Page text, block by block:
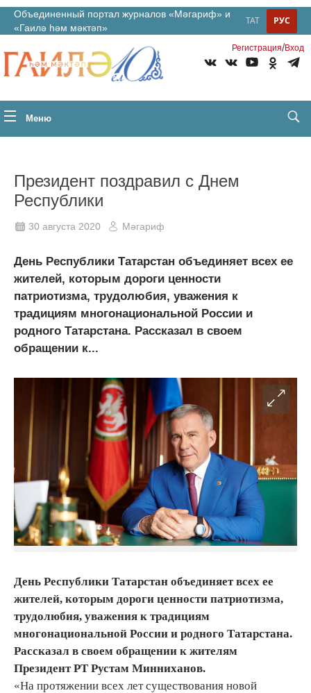
Объединенный портал журналов «Мәгариф» и
«Гаилә һәм мәктәп»
РУС
ТАТ
Регистрация/Вход
Меню
Президент поздравил с Днем
Республики
30 августа 2020 Мәгариф
День Республики Татарстан объединяет всех ее
жителей, которым дороги ценности
патриотизма, трудолюбия, уважения к
традициям многонациональной России и
родного Татарстана. Рассказал в своем
обращении к...
День Республики Татарстан объединяет всех ее
жителей, которым дороги ценности патриотизма,
трудолюбия, уважения к традициям
многонациональной России и родного Татарстана.
Рассказал в своем обращении к жителям
Президент РТ Рустам Минниханов.
«На протяжении всех лет существования новой